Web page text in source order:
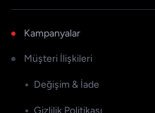
Kampanyalar
Müşteri İlişkileri
Değişim & İade
Gizlilik Politikası